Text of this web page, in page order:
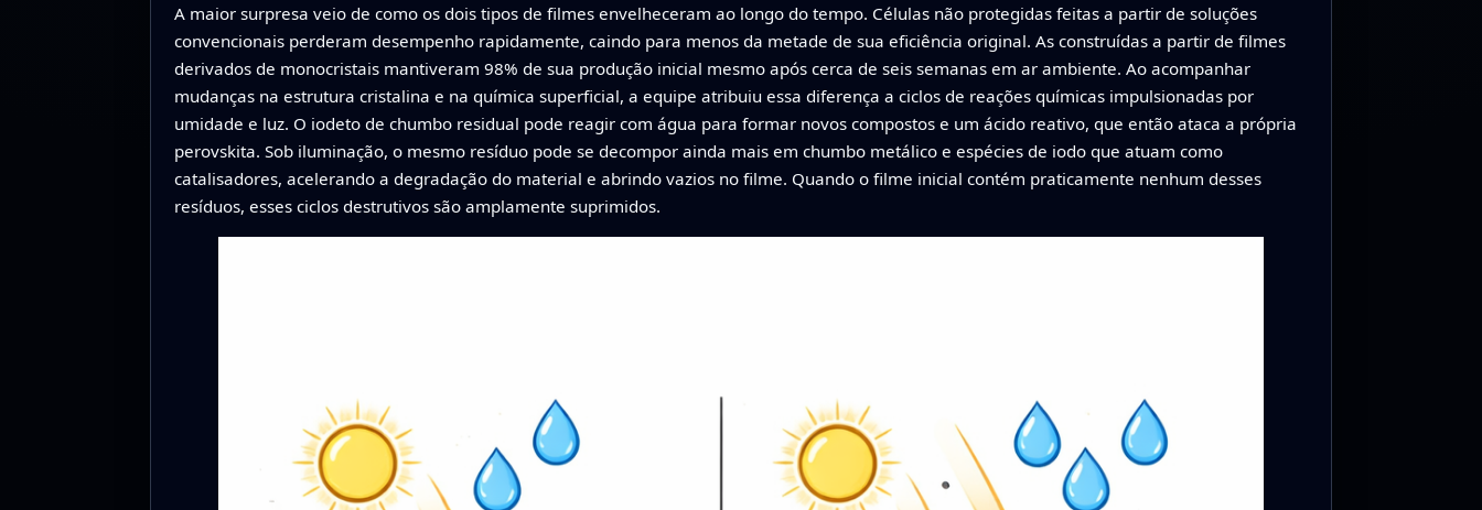
A maior surpresa veio de como os dois tipos de filmes envelheceram ao longo do tempo. Células não protegidas feitas a partir de soluções
convencionais perderam desempenho rapidamente, caindo para menos da metade de sua eficiência original. As construídas a partir de filmes
derivados de monocristais mantiveram 98% de sua produção inicial mesmo após cerca de seis semanas em ar ambiente. Ao acompanhar
mudanças na estrutura cristalina e na química superficial, a equipe atribuiu essa diferença a ciclos de reações químicas impulsionadas por
umidade e luz. O iodeto de chumbo residual pode reagir com água para formar novos compostos e um ácido reativo, que então ataca a própria
perovskita. Sob iluminação, o mesmo resíduo pode se decompor ainda mais em chumbo metálico e espécies de iodo que atuam como
catalisadores, acelerando a degradação do material e abrindo vazios no filme. Quando o filme inicial contém praticamente nenhum desses
resíduos, esses ciclos destrutivos são amplamente suprimidos.